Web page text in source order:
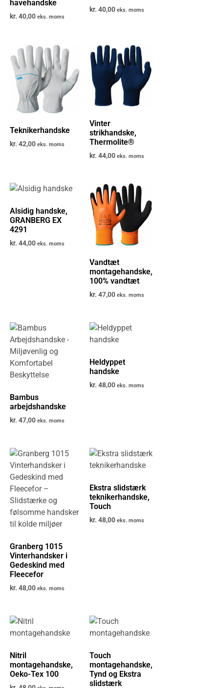
havehandske
kr. 40,00 eks. moms
kr. 40,00 eks. moms
Teknikerhandske
kr. 42,00 eks. moms
Vinter
strikhandske,
Thermolite®
kr. 44,00 eks. moms
Alsidig handske,
GRANBERG EX
4291
kr. 44,00 eks. moms
Vandtæt
montagehandske,
100% vandtæt
kr. 47,00 eks. moms
Bambus
arbejdshandske
kr. 47,00 eks. moms
Heldyppet
handske
kr. 48,00 eks. moms
Granberg 1015
Vinterhandsker i
Gedeskind med
Fleecefor
kr. 48,00 eks. moms
Ekstra slidstærk
teknikerhandske,
Touch
kr. 48,00 eks. moms
Nitril
montagehandske,
Oeko-Tex 100
Touch
montagehandske,
Tynd og Ekstra
slidstærk